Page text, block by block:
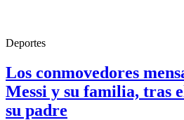
Deportes
Los conmovedores
Messi y su familia, tras
su padre